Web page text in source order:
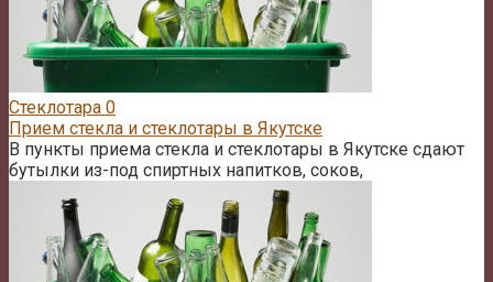
Стеклотара 0
Прием стекла и стеклотары в Якутске
В пункты приема стекла и стеклотары в Якутске сдают
бутылки из-под спиртных напитков, соков,